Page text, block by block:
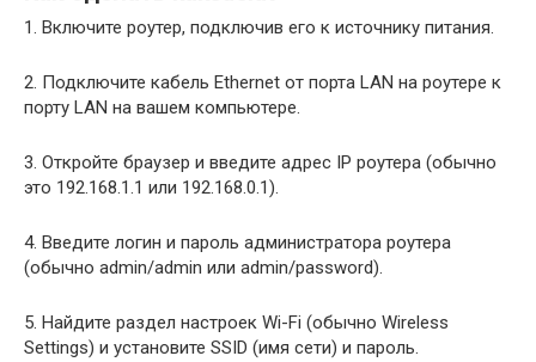
1. Включите роутер, подключив его к источнику питания.
2. Подключите кабель Ethernet от порта LAN на роутере к
порту LAN на вашем компьютере.
3. Откройте браузер и введите адрес IP роутера (обычно
это 192.168.1.1 или 192.168.0.1).
4. Введите логин и пароль администратора роутера
(обычно admin/admin или admin/password).
5. Найдите раздел настроек Wi-Fi (обычно Wireless
Settings) и установите SSID (имя сети) и пароль.